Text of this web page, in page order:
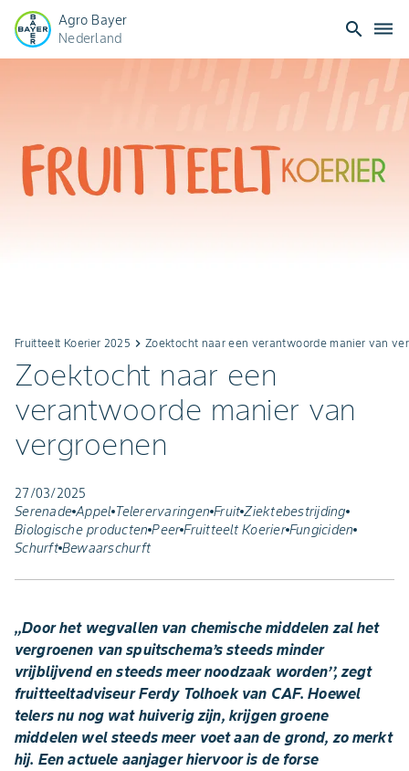
Agro Bayer
Nederland
search dehaze
Fruitteelt Koerier 2025 keyboard_arrow_rightZoektocht naar een verantwoorde manier van
Zoektocht naar een
verantwoorde manier van
vergroenen
27/03/2025
Serenade Appel Telerervaringen Fruit Ziektebestrijding
Biologische producten Peer Fruitteelt Koerier Fungiciden
Schurft Bewaarschurft
,,Door het wegvallen van chemische middelen zal het
vergroenen van spuitschema’s steeds minder
vrijblijvend en steeds meer noodzaak worden’’, zegt
fruitteeltadviseur Ferdy Tolhoek van CAF. Hoewel
telers nu nog wat huiverig zijn, krijgen groene
middelen wel steeds meer voet aan de grond, zo merkt
hij. Een actuele aanjager hiervoor is de forse